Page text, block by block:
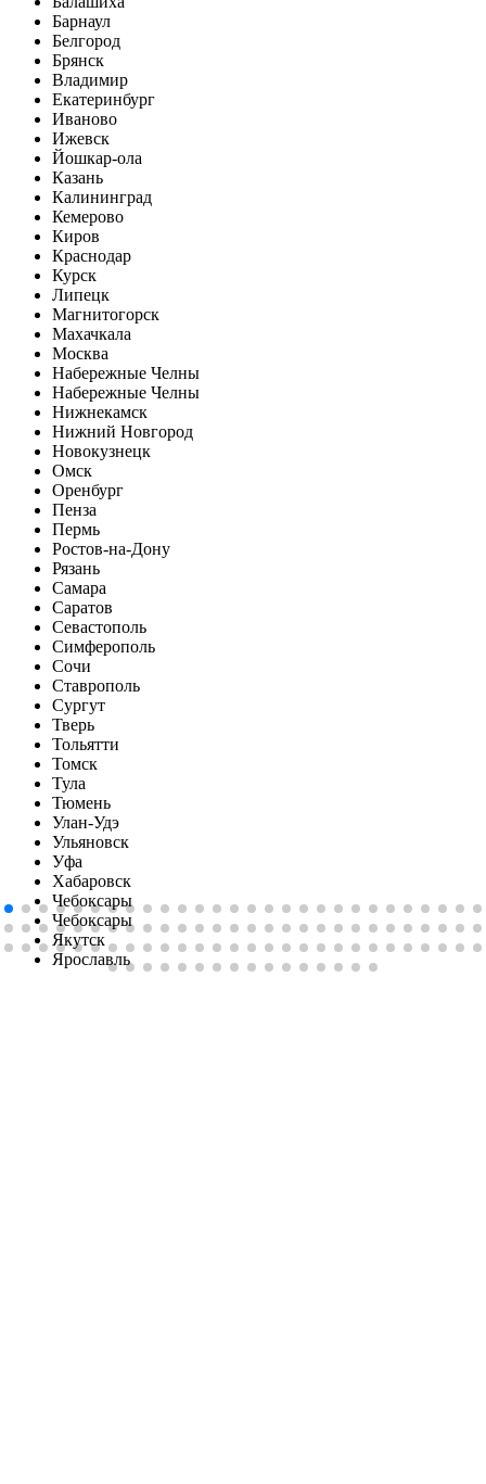
Барнаул
Белгород
Брянск
Владимир
Екатеринбург
Иваново
Ижевск
Йошкар-ола
Казань
Калининград
Кемерово
Киров
Краснодар
Курск
Липецк
Магнитогорск
Махачкала
Москва
Набережные Челны
Набережные Челны
Нижнекамск
Нижний Новгород
Новокузнецк
Омск
Оренбург
Пенза
Пермь
Ростов-на-Дону
Рязань
Самара
Саратов
Севастополь
Симферопoль
Сочи
Ставрополь
Сургут
Тверь
Тольятти
Томск
Тула
Тюмень
Улан-Удэ
Ульяновск
Уфа
Хабаровск
Чебоксары
Чебоксары
Якутск
Ярославль